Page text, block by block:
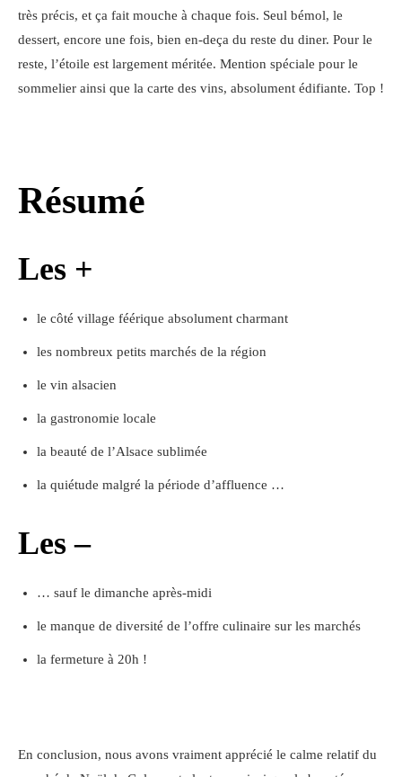
très précis, et ça fait mouche à chaque fois. Seul bémol, le
dessert, encore une fois, bien en-deça du reste du diner. Pour le
reste, l’étoile est largement méritée. Mention spéciale pour le
sommelier ainsi que la carte des vins, absolument édifiante. Top !
Résumé
Les +
le côté village féérique absolument charmant
les nombreux petits marchés de la région
le vin alsacien
la gastronomie locale
la beauté de l’Alsace sublimée
la quiétude malgré la période d’affluence …
Les –
… sauf le dimanche après-midi
le manque de diversité de l’offre culinaire sur les marchés
la fermeture à 20h !
En conclusion, nous avons vraiment apprécié le calme relatif du